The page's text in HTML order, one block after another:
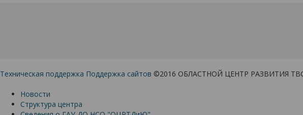
Техническая поддержка Поддержка сайтов ©2016 ОБЛАСТНОЙ ЦЕНТР РАЗВИТИЯ
Новости
Структура центра